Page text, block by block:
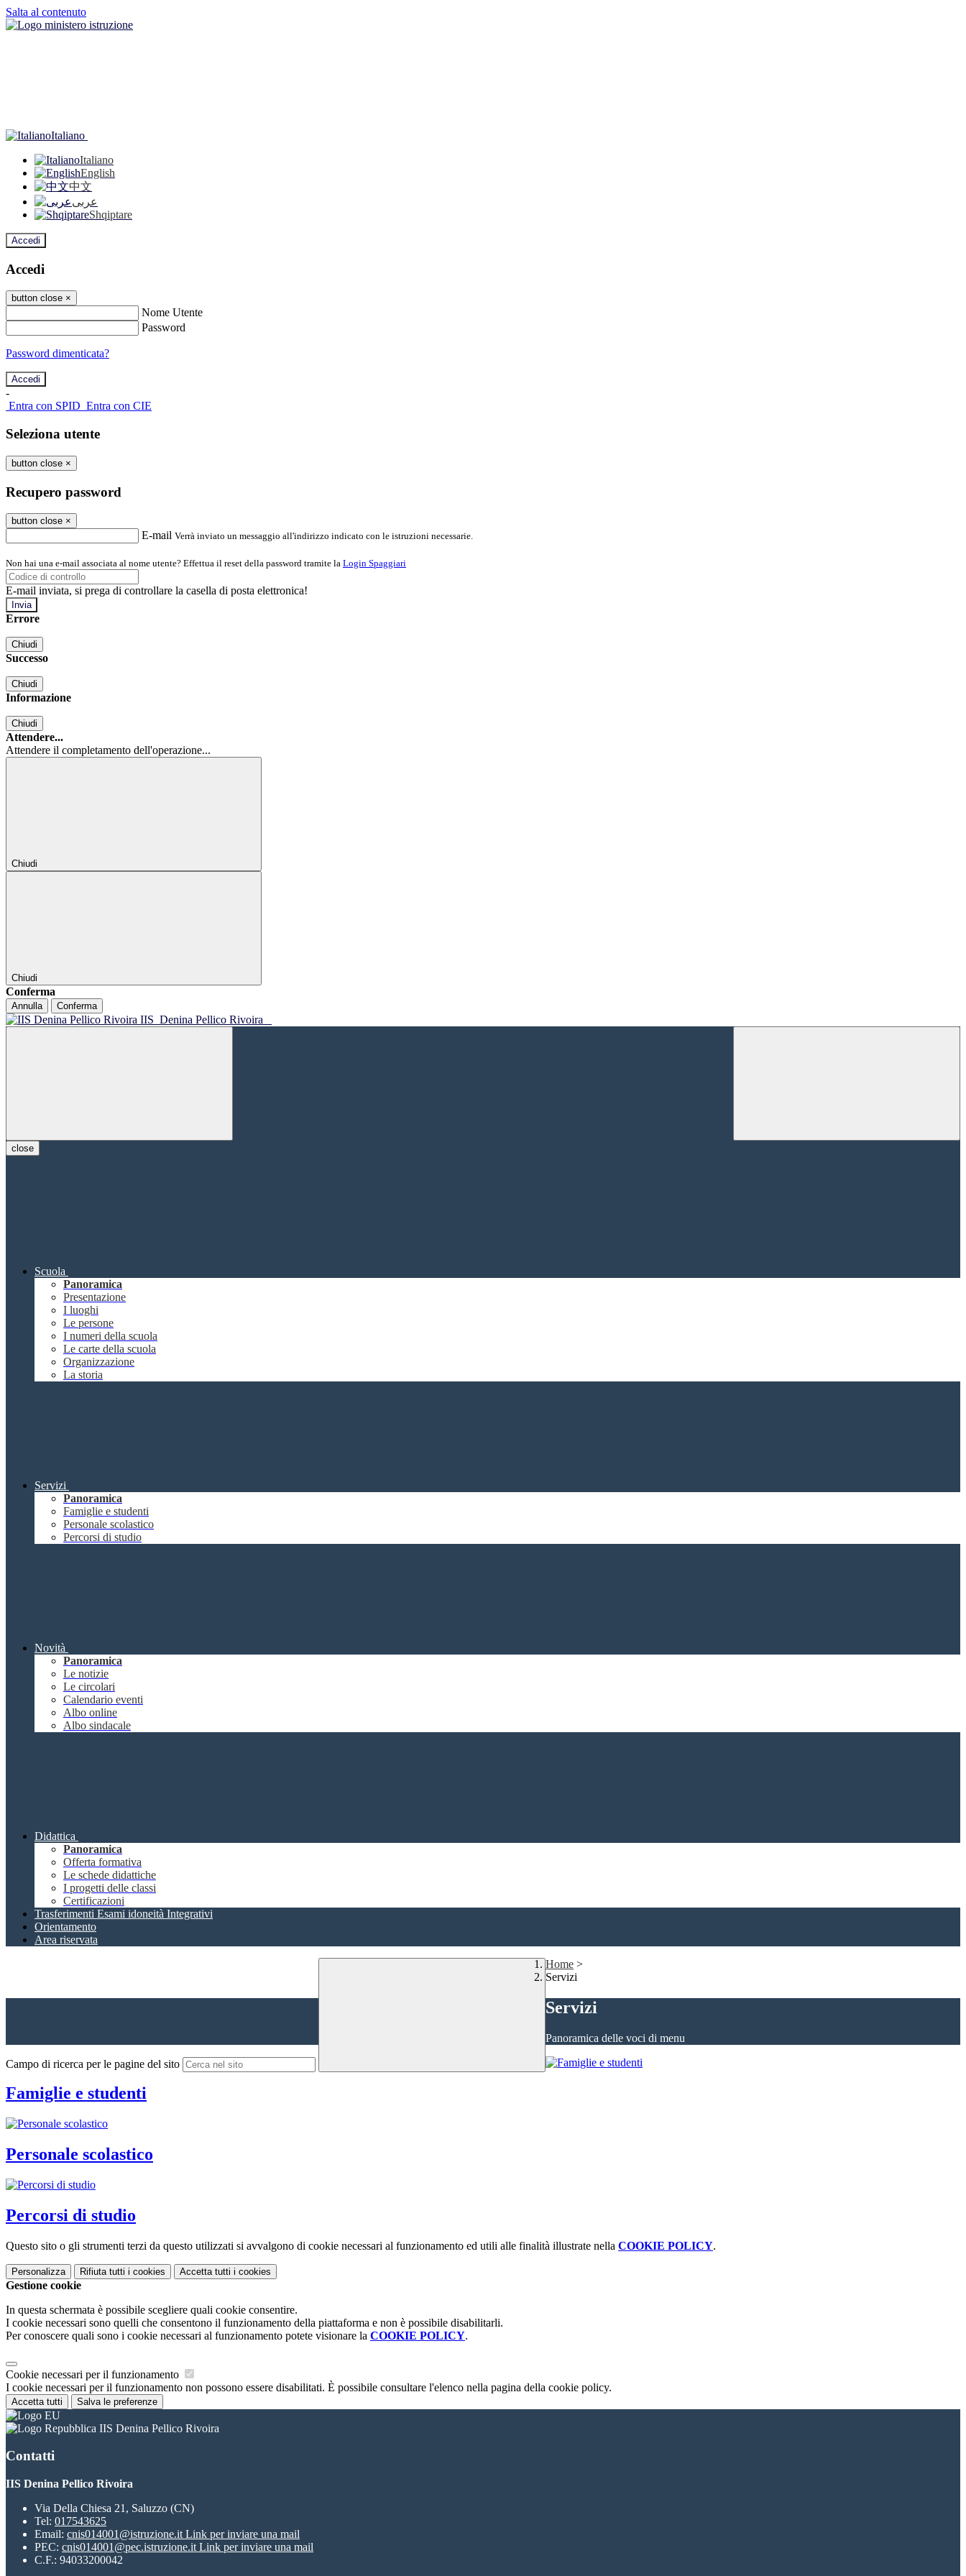
Salta al contenuto
Italiano
Italiano
English
中文
عربى
Shqiptare
Accedi
Accedi
button close ×
Nome Utente
Password
Password dimenticata?
-
Entra con SPID Entra con CIE
Seleziona utente
button close ×
Recupero password
button close ×
E-mail Verrà inviato un messaggio all'indirizzo indicato con le istruzioni necessarie.
Non hai una e-mail associata al nome utente? Effettua il reset della password tramite la Login Spaggiari
E-mail inviata, si prega di controllare la casella di posta elettronica!
Errore
Chiudi
Successo
Chiudi
Informazione
Chiudi
Attendere...
Attendere il completamento dell'operazione...
Chiudi
Chiudi
Conferma
Annulla Conferma
IIS Denina Pellico Rivoira
close
Scuola
Panoramica
Presentazione
I luoghi
Le persone
I numeri della scuola
Le carte della scuola
Organizzazione
La storia
Servizi
Panoramica
Famiglie e studenti
Personale scolastico
Percorsi di studio
Novità
Panoramica
Le notizie
Le circolari
Calendario eventi
Albo online
Albo sindacale
Didattica
Panoramica
Offerta formativa
Le schede didattiche
I progetti delle classi
Certificazioni
Trasferimenti Esami idoneità Integrativi
Orientamento
Area riservata
Campo di ricerca per le pagine del sito
Home >
Servizi
Servizi
Panoramica delle voci di menu
Famiglie e studenti
Personale scolastico
Percorsi di studio
Questo sito o gli strumenti terzi da questo utilizzati si avvalgono di cookie necessari al funzionamento ed utili alle finalità illustrate nella COOKIE POLICY.
Personalizza Rifiuta tutti i cookies Accetta tutti i cookies
Gestione cookie
In questa schermata è possibile scegliere quali cookie consentire.
I cookie necessari sono quelli che consentono il funzionamento della piattaforma e non è possibile disabilitarli.
Per conoscere quali sono i cookie necessari al funzionamento potete visionare la COOKIE POLICY.
Cookie necessari per il funzionamento
I cookie necessari per il funzionamento non possono essere disabilitati. È possibile consultare l'elenco nella pagina della cookie policy.
Accetta tutti Salva le preferenze
IIS Denina Pellico Rivoira
Contatti
IIS Denina Pellico Rivoira
Via Della Chiesa 21, Saluzzo (CN)
Tel: 017543625
Email: cnis014001@istruzione.it Link per inviare una mail
PEC: cnis014001@pec.istruzione.it Link per inviare una mail
C.F.: 94033200042